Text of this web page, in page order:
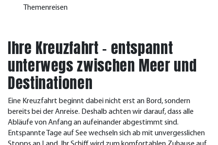
Themenreisen
Ihre Kreuzfahrt – entspannt
unterwegs zwischen Meer und
Destinationen
Eine Kreuzfahrt beginnt dabei nicht erst an Bord, sondern
bereits bei der Anreise. Deshalb achten wir darauf, dass alle
Abläufe von Anfang an aufeinander abgestimmt sind.
Entspannte Tage auf See wechseln sich ab mit unvergesslichen